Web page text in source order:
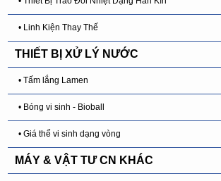
• Linh Kiện Thay Thế
THIẾT BỊ XỬ LÝ NƯỚC
• Tấm lắng Lamen
• Bóng vi sinh - Bioball
• Giá thể vi sinh dạng vòng
MÁY & VẬT TƯ CN KHÁC